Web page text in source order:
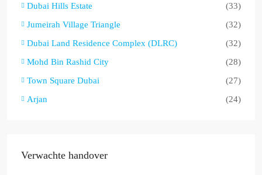
Dubai Hills Estate
(33)
Jumeirah Village Triangle
(32)
Dubai Land Residence Complex (DLRC)
(32)
Mohd Bin Rashid City
(28)
Town Square Dubai
(27)
Arjan
(24)
Verwachte handover